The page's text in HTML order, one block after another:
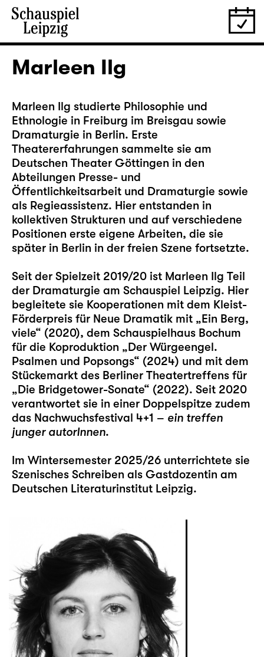
Marleen Ilg
Marleen Ilg studierte Philosophie und
Ethnologie in Freiburg im Breisgau sowie
Dramaturgie in Berlin. Erste
Theatererfahrungen sammelte sie am
Deutschen Theater Göttingen in den
Abteilungen Presse- und
Öffentlichkeitsarbeit und Dramaturgie sowie
als Regieassistenz. Hier entstanden in
kollektiven Strukturen und auf verschiedene
Positionen erste eigene Arbeiten, die sie
später in Berlin in der freien Szene fortsetzte.
Seit der Spielzeit 2019/20 ist Marleen Ilg Teil
der Dramaturgie am Schauspiel Leipzig. Hier
begleitete sie Kooperationen mit dem Kleist-
Förderpreis für Neue Dramatik mit „Ein Berg,
viele“ (2020), dem Schauspielhaus Bochum
für die Koproduktion „Der Würgeengel.
Psalmen und Popsongs“ (2024) und mit dem
Stückemarkt des Berliner Theatertreffens für
„Die Bridgetower-Sonate“ (2022). Seit 2020
verantwortet sie in einer Doppelspitze zudem
das Nachwuchsfestival 4+1 – ein treffen
junger autorInnen.
Im Wintersemester 2025/26 unterrichtete sie
Szenisches Schreiben als Gastdozentin am
Deutschen Literaturinstitut Leipzig.